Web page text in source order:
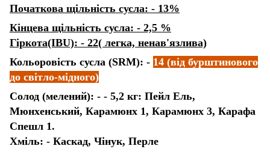
Початкова щільність сусла: - 13%
Кінцева щільність сусла: - 2,5 %
Гіркота(IBU): - 22( легка, ненав'язлива)
Кольоровість сусла (SRM): - 14 (від бурштинового
до світло-мідного)
Солод (мелений): - - 5,2 кг: Пейл Ель,
Мюнхенський, Карамюнх 1, Карамюнх 3, Карафа
Спешл 1.
Хміль: - Каскад, Чінук, Перле